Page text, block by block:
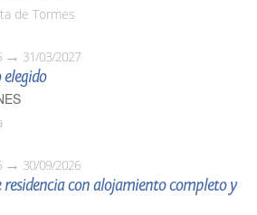
de Tormes
31/03/2027
30/09/2026
residencia con alojamiento completo y